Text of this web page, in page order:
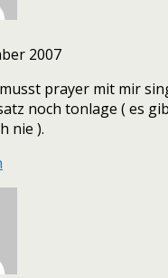
2007
prayer mit mir
noch tonlage ( es
nie ).